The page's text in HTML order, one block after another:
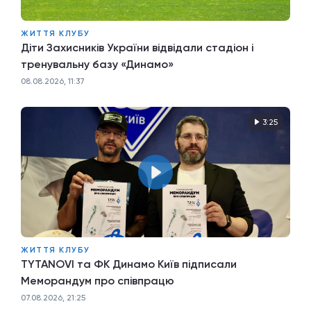
ЖИТТЯ КЛУБУ
Діти Захисників України відвідали стадіон і
тренувальну базу «Динамо»
08.08.2026, 11:37
3:25
ЖИТТЯ КЛУБУ
TYTANOVI та ФК Динамо Київ підписали
Меморандум про співпрацю
07.08.2026, 21:25